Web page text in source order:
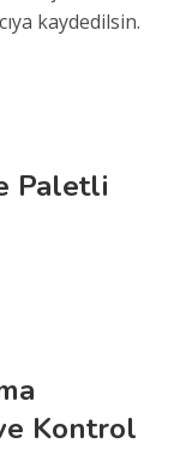
kaydedilsin.
Paletli
Kontrol